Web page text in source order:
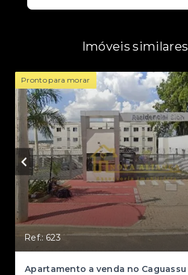
Imóveis similares
Pronto para morar
Ref.: 623
Apartamento a venda no Caguassu